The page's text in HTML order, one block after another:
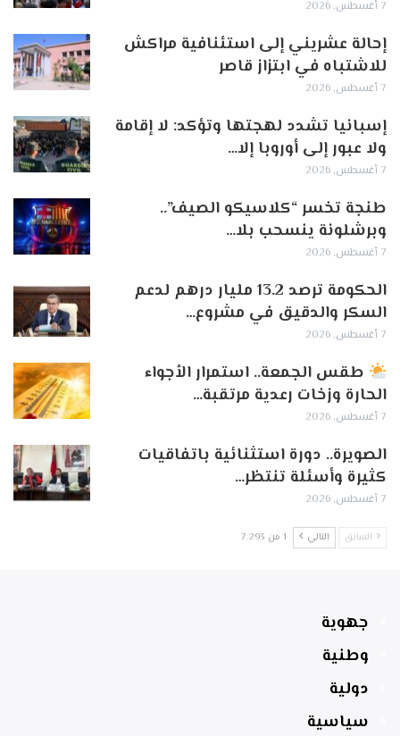
7 أغسطس, 2026
إحالة عشريني إلى استئنافية مراكش
للاشتباه في ابتزاز قاصر
7 أغسطس, 2026
إسبانيا تشدد لهجتها وتؤكد: لا إقامة
ولا عبور إلى أوروبا إلا…
7 أغسطس, 2026
طنجة تخسر “كلاسيكو الصيف”..
وبرشلونة ينسحب بلا…
7 أغسطس, 2026
الحكومة ترصد 13.2 مليار درهم لدعم
السكر والدقيق في مشروع…
7 أغسطس, 2026
طقس الجمعة.. استمرار الأجواء
الحارة وزخات رعدية مرتقبة…
7 أغسطس, 2026
الصويرة.. دورة استثنائية باتفاقيات
كثيرة وأسئلة تنتظر…
7 أغسطس, 2026
السابق التالي 1 من 7٬293
جهوية
وطنية
دولية
سياسية